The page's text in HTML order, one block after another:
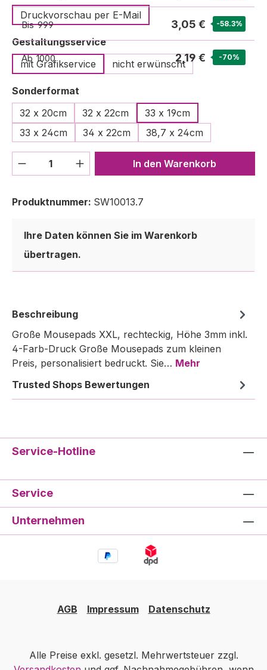
Bis 999 3,05 € -58.3%
Ab 1000 2,19 € -70%
Druckvorschau per E-Mail
Gestaltungsserviceauswählen
mit Grafikservice
nicht erwünscht
Sonderformat
32 x 20cm
32 x 22cm
33 x 19cm
33 x 24cm
34 x 22cm 38,7 x 24cm
Produkt Anzahl: Gib denIn den Warenkorb
Produktnummer: SW10013.7
Ihre Daten können Sie im Warenkorb
übertragen.
Beschreibung
Große Mousepads XXL, rechteckig, Höhe 3mm inkl.
4-Farb-Druck Große Mousepads zum kleinen
Preis, personalisiert bedruckt. Sie… Mehr
Trusted Shops Bewertungen
Service-Hotline
Service
Unternehmen
AGB Impressum Datenschutz
Alle Preise exkl. gesetzl. Mehrwertsteuer zzgl.